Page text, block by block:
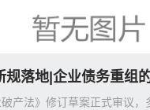
产法》修订草案正式审议，